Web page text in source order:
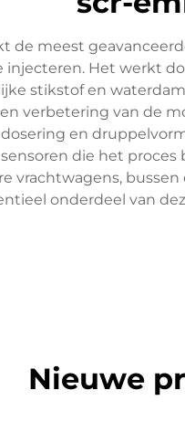
de meest
Het werkt
stikstof en
verbetering van de
en
die het
vrachtwagens,
onderdeel van
Nieuwe